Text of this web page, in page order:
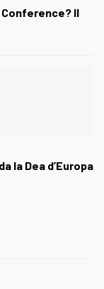
Conference? Il
la Dea d’Europa